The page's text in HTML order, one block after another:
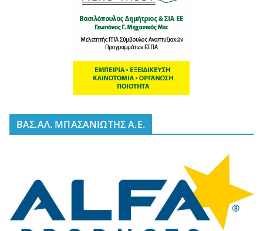
BΑΣ.ΑΛ. ΜΠΑΣΑΝΙΩΤΗΣ Α.Ε.